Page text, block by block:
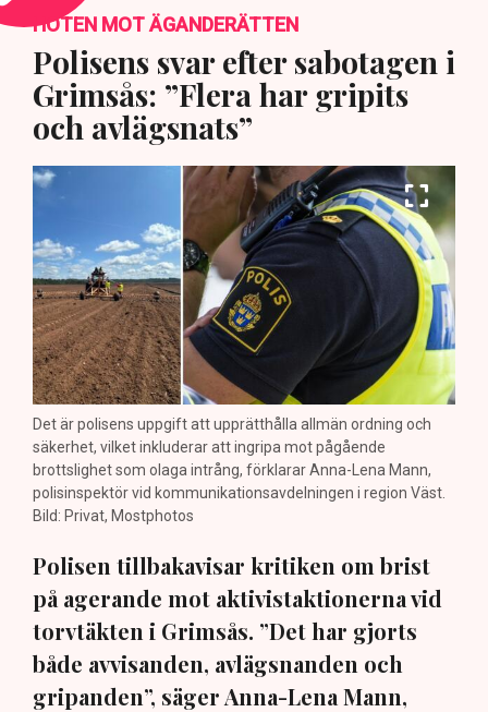
HOTEN MOT ÄGANDERÄTTEN
Polisens svar efter sabotagen i
Grimsås: ”Flera har gripits
och avlägsnats”
Det är polisens uppgift att upprätthålla allmän ordning och
säkerhet, vilket inkluderar att ingripa mot pågående
brottslighet som olaga intrång, förklarar Anna-Lena Mann,
polisinspektör vid kommunikationsavdelningen i region Väst.
Bild: Privat, Mostphotos
Polisen tillbakavisar kritiken om brist
på agerande mot aktivistaktionerna vid
torvtäkten i Grimsås. ”Det har gjorts
både avvisanden, avlägsnanden och
gripanden”, säger Anna-Lena Mann,